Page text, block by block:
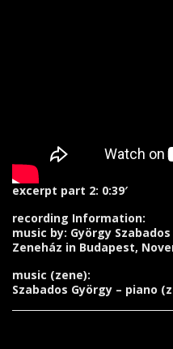
excerpt part 2: 0:39′
recording Information:
music by: György
Zeneház in Budapest,
music (zene):
Szabados György – piano